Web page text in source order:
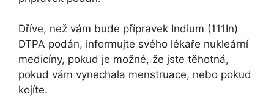
Dříve, než vám bude přípravek Indium (111In)
DTPA podán, informujte svého lékaře nukleární
medicíny, pokud je možné, že jste těhotná,
pokud vám vynechala menstruace, nebo pokud
kojíte.